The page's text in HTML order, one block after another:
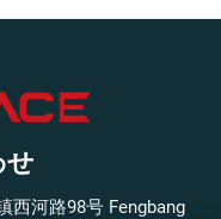
せ
西河路98号 Fengbang